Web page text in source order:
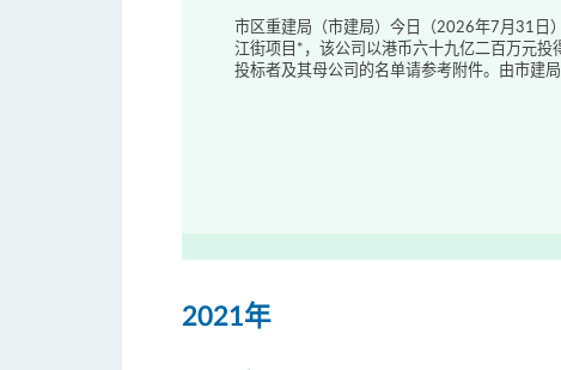
市区重建局（市建局）今日（2026年7月31日
江街项目*，该公司以港币六十九亿二百万元
投标者及其母公司的名单请参考附件。由市建
2021年